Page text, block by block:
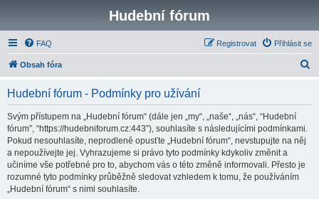
Hudební fórum
FAQ Přihlásit se
Registrovat
Obsah fóra
Hudební fórum - Podmínky pro užívání
Svým přístupem na „Hudební fórum“ (dále jen „my“, „naše“, „nás“, “Hudební
fórum”, “https://hudebniforum.cz:443”), souhlasíte s následujícími podmínkami.
Pokud nesouhlasíte, neprodleně opusťte „Hudební fórum“, nevstupujte na něj
a nepoužívejte jej. Vyhrazujeme si právo tyto podmínky kdykoliv změnit a
učiníme vše potřebné pro to, abychom vás o této změně informovali. Přesto je
rozumné tyto podmínky průběžně sledovat vzhledem k tomu, že používáním
„Hudební fórum“ s nimi souhlasíte.